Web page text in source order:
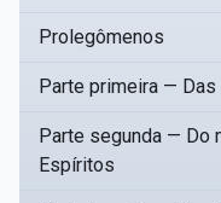
Prolegômenos
Parte primeira —
Parte segunda — Do
Espíritos